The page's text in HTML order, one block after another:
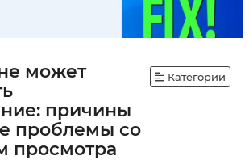
может
причины
проблемы со
просмотра
Категории